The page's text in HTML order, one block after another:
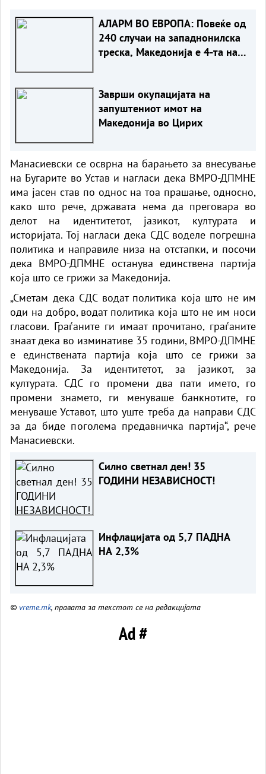
АЛАРМ ВО ЕВРОПА: Повеќе од
240 случаи на западнонилска
треска, Македонија е 4-та на
Заврши окупацијата на
запуштениот имот на
Македонија во Цирих
Манасиевски се осврна на барањето за внесување
на Бугарите во Устав и нагласи дека ВМРО-ДПМНЕ
има јасен став по однос на тоа прашање, односно,
како што рече, државата нема да преговара во
делот на идентитетот, јазикот, културата и
историјата. Тој нагласи дека СДС воделе погрешна
политика и направиле низа на отстапки, и посочи
дека ВМРО-ДПМНЕ останува единствена партија
која што се грижи за Македонија.
„Сметам дека СДС водат политика која што не им
оди на добро, водат политика која што не им носи
гласови. Граѓаните ги имаат прочитано, граѓаните
знаат дека во изминативе 35 години, ВМРО-ДПМНЕ
е единствената партија која што се грижи за
Македонија. За идентитетот, за јазикот, за
културата. СДС го промени два пати името, го
промени знамето, ги менуваше банкнотите, го
менуваше Уставот, што уште треба да направи СДС
за да биде поголема предавничка партија“, рече
Манасиевски.
Силно светнал ден! 35
ГОДИНИ НЕЗАВИСНОСТ!
Инфлацијата од 5,7 ПАДНА
НА 2,3%
© vreme.mk, правата за текстот се на редакцијата
Ad #